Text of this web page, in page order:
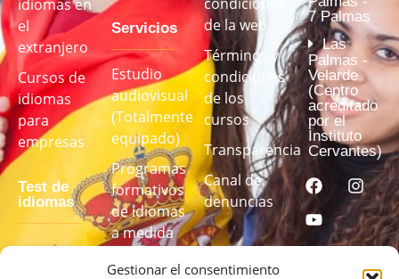
Gestionar el consentimiento
idiomas en
el
extranjero
Cursos de
idiomas
para
empresas
Test de
idiomas
Servicios
Estudio
audiovisual
(Totalmente
equipado)
Programas
formativos
de idiomas
a medida
de la web
Términos y
condiciones
de los
cursos
Transparencia
Canal de
denuncias
7 Palmas
Las
Palmas -
Velarde
(Centro
acreditado
por el
Instituto
Cervantes)